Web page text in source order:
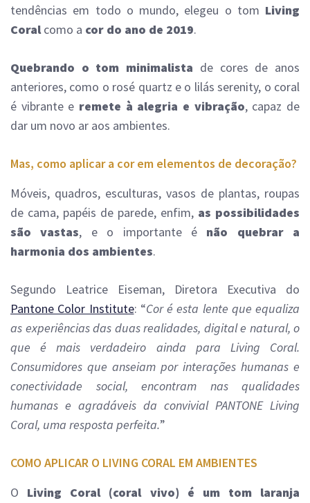
tendências em todo o mundo, elegeu o tom Living
Coralcomo a cor do ano de 2019.
Quebrando o tom minimalista de cores de anos
anteriores, como o rosé quartz e o lilás serenity, o coral
é vibrante e remete à alegria e vibração, capaz de
dar um novo ar aos ambientes.
Mas, como aplicar a cor em elementos de decoração?
Móveis, quadros, esculturas, vasos de plantas, roupas
de cama, papéis de parede, enfim, as possibilidades
são vastas, e o importante é não quebrar a
harmonia dos ambientes.
Segundo Leatrice Eiseman, Diretora Executiva do
Pantone Color Institute: “Cor é esta lente que equaliza
as experiências das duas realidades, digital e natural, o
que é mais verdadeiro ainda para Living Coral.
Consumidores que anseiam por interações humanas e
conectividade social, encontram nas qualidades
humanas e agradáveis da convivial PANTONE Living
Coral, uma resposta perfeita.”
COMO APLICAR O LIVING CORAL EM AMBIENTES
O Living Coral (coral vivo) é um tom laranja